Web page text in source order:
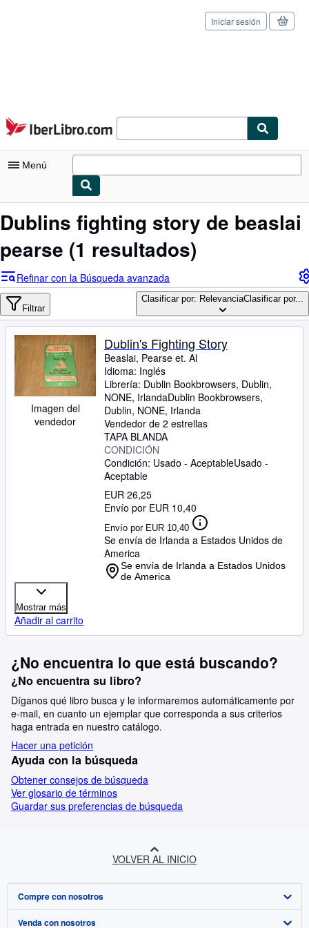
Pasar al contenido principal
IberLibro.com
Iniciar sesión
Menú
Mi cuenta
Consultar mis pedidos
Cerrar sesión
Búsqueda avanzada
Colecciones
Libros antiguos
Arte y coleccionismo
Vendedores
Comenzar a vender
CERRAR
Dublins fighting story de beaslai
pearse (1 resultados)
Refinar con la Búsqueda avanzada
Filtrar
Clasificar por: RelevanciaClasificar por...
Imagen del
vendedor
Dublin's Fighting Story
Beaslai, Pearse et. Al
Idioma: Inglés
Librería: Dublin Bookbrowsers, Dublin,
NONE, IrlandaDublin Bookbrowsers,
Dublin, NONE, Irlanda
Vendedor de 2 estrellas
TAPA BLANDA
CONDICIÓN
Condición: Usado - AceptableUsado -
Aceptable
EUR 26,25
Envío por EUR 10,40
Envío por EUR 10,40
Se envía de Irlanda a Estados Unidos de
America
Se envía de Irlanda a Estados Unidos
de America
Mostrar más
Añadir al carrito
¿No encuentra lo que está buscando?
¿No encuentra su libro?
Díganos qué libro busca y le informaremos automáticamente por
e-mail, en cuanto un ejemplar que corresponda a sus criterios
haga entrada en nuestro catálogo.
Hacer una petición
Ayuda con la búsqueda
Obtener consejos de búsqueda
Ver glosario de términos
Guardar sus preferencias de búsqueda
VOLVER AL INICIO
Compre con nosotros
Búsqueda avanzada
Venda con nosotros